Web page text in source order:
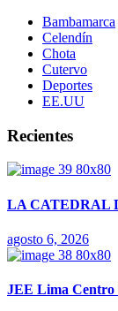
Bambamarca
Celendín
Chota
Cutervo
Deportes
EE.UU
Recientes
LA CATEDRAL
agosto 6, 2026
JEE Lima Centro